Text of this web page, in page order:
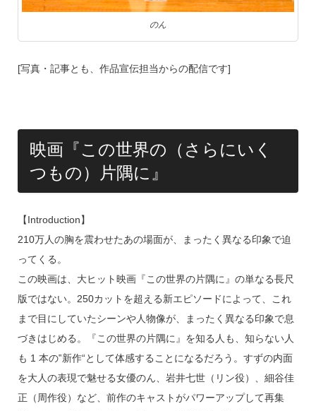
のん
[写真・記事とも、作品宣伝担当からの配信です]
映画『この世界の（さらにいく
つもの）片隅に』
【Introduction】
210万人の胸を震わせたあの場面が、まったく異なる印象で迫
ってくる。
この映画は、大ヒット映画『この世界の片隅に』の単なる長尺
版ではない。250カットを超える新エピソードによって、これ
まで目にしていたシーンや人物像が、まったく異なる印象で息
づきはじめる。『この世界の片隅に』を知る人も、知らない人
も 1 本の‟新作“として体感することになるだろう。すずの内面
を大人の表現で魅せる女優のん、岩井七世（リン役）、細谷佳
正（周作役）など、前作のキャストがパワーアップして再集